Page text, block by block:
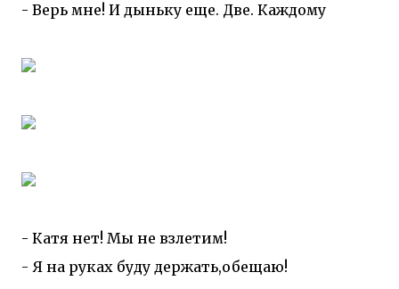
- Верь мне! И дыньку еще. Две. Каждому
- Катя нет! Мы не взлетим!
- Я на руках буду держать,обещаю!